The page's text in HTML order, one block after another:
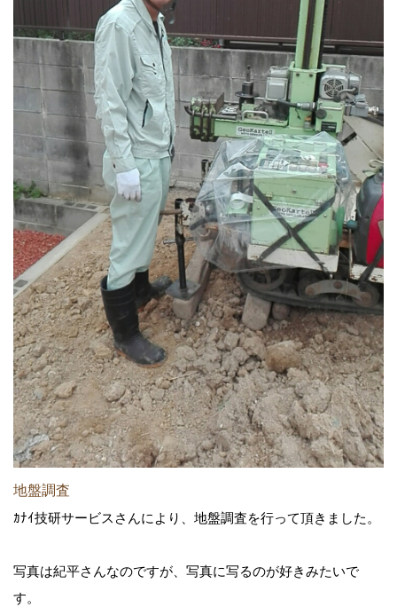
地盤調査
ｶﾅｲ技研サービスさんにより、地盤調査を行って頂きました。
写真は紀平さんなのですが、写真に写るのが好きみたいで
す。